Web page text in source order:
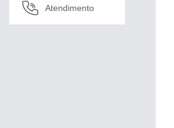
Atendimento